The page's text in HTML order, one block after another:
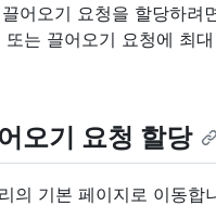
어오기 요청을 할당하
는 끌어오기 요청에 최
오기 요청 할당
의 기본 페이지로 이동합